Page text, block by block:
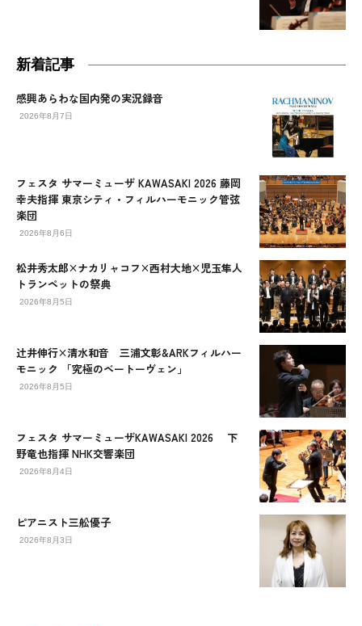
新着記事
感興あらわな国内発の実況録音
2026年8月7日
フェスタ サマーミューザ KAWASAKI 2026 藤岡
幸夫指揮 東京シティ・フィルハーモニック管弦
楽団
2026年8月6日
松井秀太郎×ナカリャコフ×西村大地×児玉隼人
トランペットの祭典
2026年8月5日
辻󠄀井伸行×清水和音 三浦文彰&ARKフィルハー
モニック 「究極のベートーヴェン」
2026年8月5日
フェスタ サマーミューザKAWASAKI 2026 下
野竜也指揮 NHK交響楽団
2026年8月4日
ピアニスト三舩優子
2026年8月3日